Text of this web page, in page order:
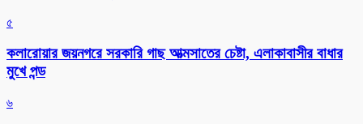
৫
কলারোয়ার জয়নগরে সরকারি গাছ আত্মসাতের চেষ্টা, এলাকাবাসীর বাধার
মুখে পন্ড
৬